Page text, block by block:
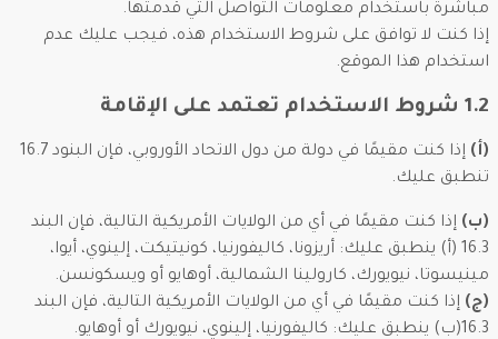
مباشرةً باستخدام معلومات التواصل التي قدمتها.
إذا كنت لا توافق على شروط الاستخدام هذه، فيجب عليك عدم
استخدام هذا الموقع.
1.2 شروط الاستخدام تعتمد على الإقامة
(أ)
إذا كنت مقيمًا في دولة من دول الاتحاد الأوروبي، فإن البنود 16.7
تنطبق عليك.
(ب) إذا كنت مقيمًا في أي من الولايات الأمريكية التالية، فإن البند
16.3 (أ) ينطبق عليك: أريزونا، كاليفورنيا، كونيتيكت، إلينوي، أيوا،
مينيسوتا، نيويورك، كارولينا الشمالية، أوهايو أو ويسكونسن.
(ج) إذا كنت مقيمًا في أي من الولايات الأمريكية التالية، فإن البند
16.3(ب) ينطبق عليك: كاليفورنيا، إلينوي، نيويورك أو أوهايو.